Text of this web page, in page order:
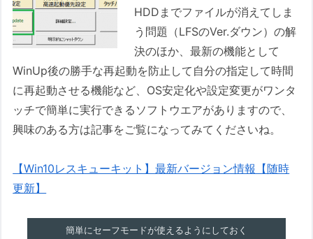
HDDまでファイルが消えてしま
う問題（LFSのVer.ダウン）の解
決のほか、最新の機能として
WinUp後の勝手な再起動を防止して自分の指定して時間
に再起動させる機能など、OS安定化や設定変更がワンタ
ッチで簡単に実行できるソフトウエアがありますので、
興味のある方は記事をご覧になってみてくださいね。
【Win10レスキューキット】最新バージョン情報【随時
更新】
簡単にセーフモードが使えるようにしておく